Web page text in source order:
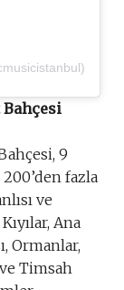
Bahçesi
9
fazla
ve
Ana
Ormanlar,
Timsah